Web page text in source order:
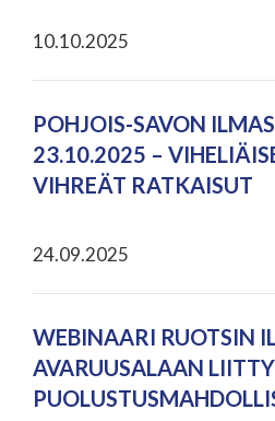
10.10.2025
POHJOIS-SAVON
23.10.2025 –
VIHREÄT RATKAISUT
24.09.2025
WEBINAARI RUOTSIN
AVARUUSALAAN